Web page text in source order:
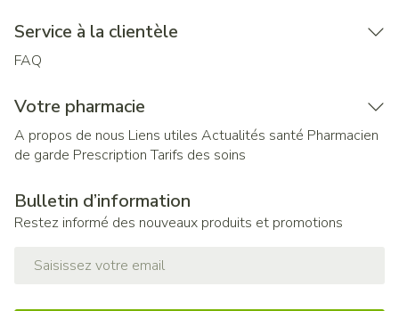
Service à la clientèle
FAQ
Votre pharmacie
A propos de nous Liens utiles Actualités santé Pharmacien
de garde Prescription Tarifs des soins
Bulletin d’information
Restez informé des nouveaux produits et promotions